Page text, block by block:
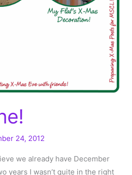
24, 2012
we already have December
years I wasn’t quite in the right